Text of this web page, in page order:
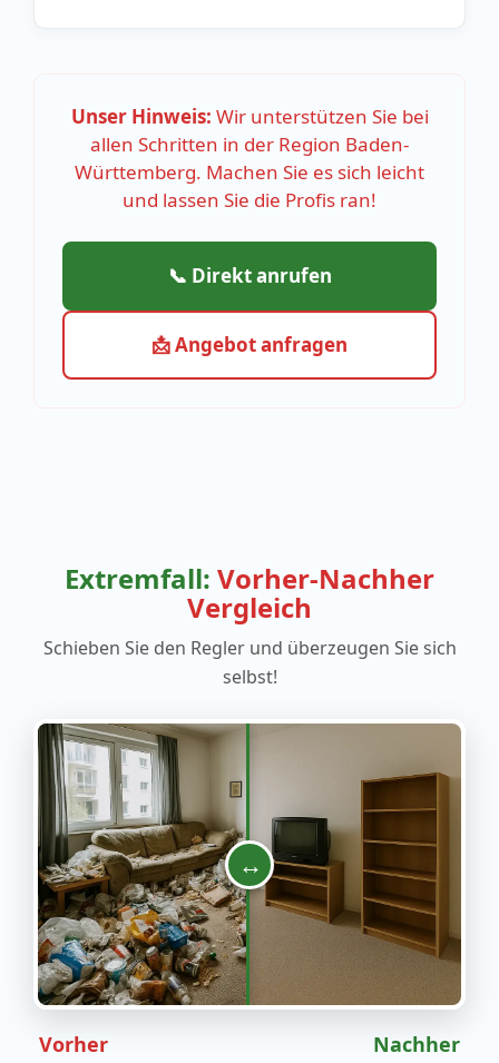
Unser Hinweis: Wir unterstützen Sie bei
allen Schritten in der Region Baden-
Württemberg. Machen Sie es sich leicht
und lassen Sie die Profis ran!
📞 Direkt anrufen
📩 Angebot anfragen
Extremfall: Vorher-Nachher
Vergleich
Schieben Sie den Regler und überzeugen Sie sich
selbst!
↔
Vorher Nachher